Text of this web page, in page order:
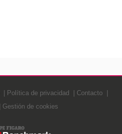
Política de privacidad
Contacto
Gestión de cookies